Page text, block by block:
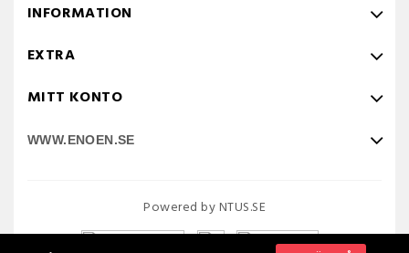
INFORMATION
EXTRA
MITT KONTO
WWW.ENOEN.SE
Powered by NTUS.SE